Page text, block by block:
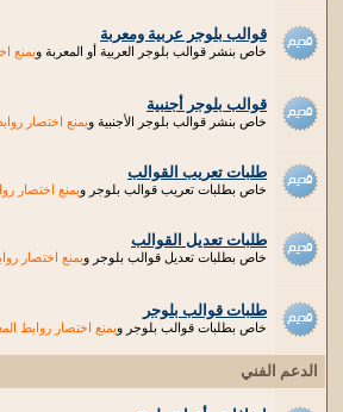
قوالب بلوجر عربية ومعربة
خاص بنشر قوالب بلوجر العربية أو المعربة ويمنع
قوالب بلوجر أجنبية
خاص بنشر قوالب بلوجر الأجنبية ويمنع اختصار
طلبات تعريب القوالب
خاص بطلبات تعريب قوالب بلوجر ويمنع اختصار
طلبات تعديل القوالب
خاص بطلبات تعديل قوالب بلوجر ويمنع اختصار
طلبات قوالب بلوجر
خاص بطلبات قوالب بلوجر ويمنع اختصار روابط
الدعم الفني